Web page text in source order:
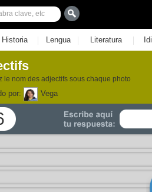
Historia | Lengua | Literatura |
le nom des adjectifs sous chaque photo
por: Vega